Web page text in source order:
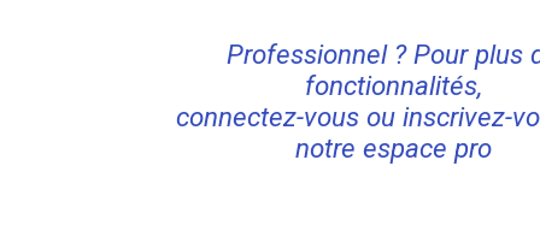
Professionnel ? Pour plus
fonctionnalités,
connectez-vous ou inscrivez-
notre espace pro